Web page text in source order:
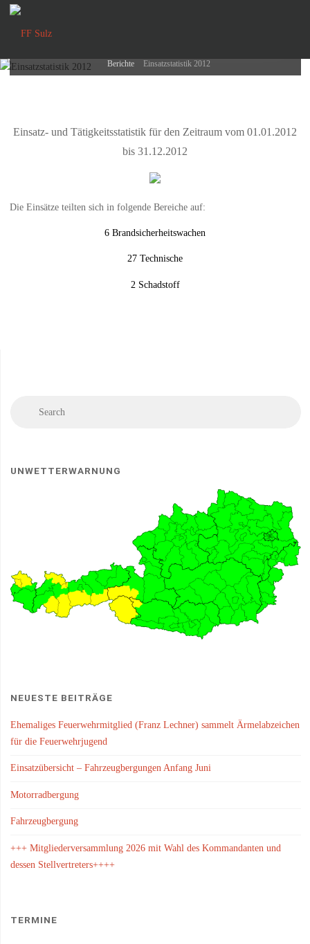
Home
Berichte Einsatzstatistik 2012
Einsatz- und Tätigkeitsstatistik für den Zeitraum vom 01.01.2012
bis 31.12.2012
Die Einsätze teilten sich in folgende Bereiche auf:
6 Brandsicherheitswachen
27 Technische
2 Schadstoff
Search
UNWETTERWARNUNG
NEUESTE BEITRÄGE
Ehemaliges Feuerwehrmitglied (Franz Lechner) sammelt Ärmelabzeichen
für die Feuerwehrjugend
Einsatzübersicht – Fahrzeugbergungen Anfang Juni
Motorradbergung
Fahrzeugbergung
+++ Mitgliederversammlung 2026 mit Wahl des Kommandanten und
dessen Stellvertreters++++
TERMINE